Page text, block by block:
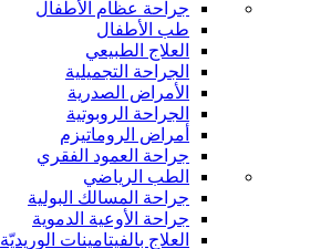
جراحة عظام الأطفال
طب الأطفال
العلاج الطبيعي
الجراحة التجميلية
الأمراض الصدرية
الجراحة الروبوتية
أمراض الروماتيزم
جراحة العمود الفقري
الطب الرياضي
جراحة المسالك البولية
جراحة الأوعية الدموية
العلاج بالفيتامينات الوريديّة